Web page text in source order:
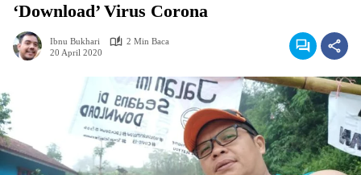
‘Download’ Virus Corona
Ibnu Bukhari
2 Min Baca
20 April 2020